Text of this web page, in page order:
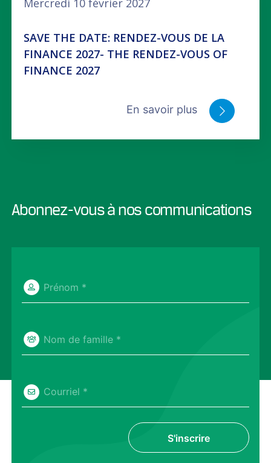
Mercredi 10 février 2027
SAVE THE DATE: RENDEZ-VOUS DE LA
FINANCE 2027- THE RENDEZ-VOUS OF
FINANCE 2027
En savoir plus
Abonnez-vous à nos communications
Prénom *
Nom de famille *
Courriel *
S'inscrire